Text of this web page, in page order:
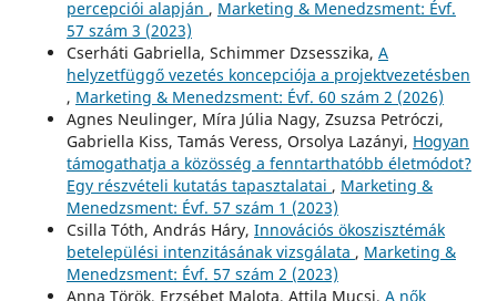
percepciói alapján , Marketing & Menedzsment: Évf.
57 szám 3 (2023)
Cserháti Gabriella, Schimmer Dzsesszika, A
helyzetfüggő vezetés koncepciója a projektvezetésben
, Marketing & Menedzsment: Évf. 60 szám 2 (2026)
Agnes Neulinger, Míra Júlia Nagy, Zsuzsa Petróczi,
Gabriella Kiss, Tamás Veress, Orsolya Lazányi, Hogyan
támogathatja a közösség a fenntarthatóbb életmódot?
Egy részvételi kutatás tapasztalatai , Marketing &
Menedzsment: Évf. 57 szám 1 (2023)
Csilla Tóth, András Háry, Innovációs ökoszisztémák
betelepülési intenzitásának vizsgálata , Marketing &
Menedzsment: Évf. 57 szám 2 (2023)
Anna Török, Erzsébet Malota, Attila Mucsi, A nők